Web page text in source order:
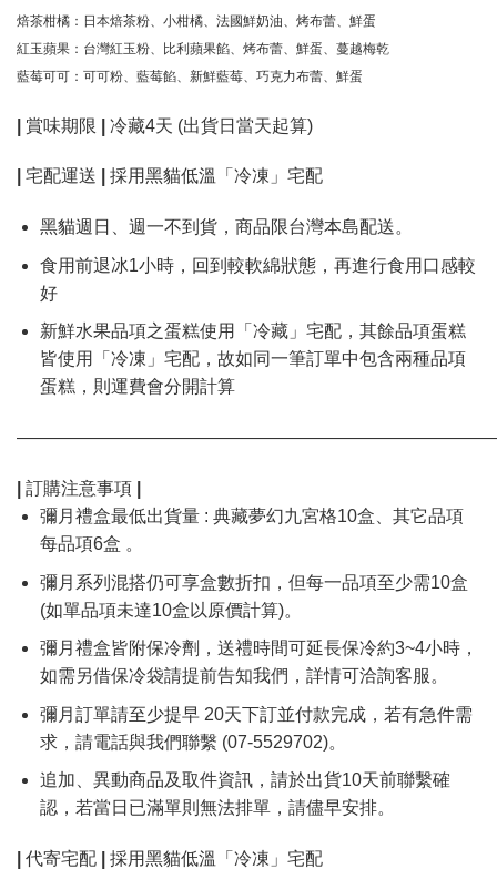
焙茶柑橘：日本焙茶粉、小柑橘、法國鮮奶油、烤布蕾、鮮蛋
紅玉蘋果：台灣紅玉粉、比利蘋果餡、烤布蕾、鮮蛋、蔓越梅乾
藍莓可可：可可粉、藍莓餡、新鮮藍莓、巧克力布蕾、鮮蛋
| 賞味期限 | 冷藏4天 (出貨日當天起算)
| 宅配運送 | 採用黑貓低溫「冷凍」宅配
黑貓週日、週一不到貨，商品限台灣本島配送。
食用前退冰1小時，回到較軟綿狀態，再進行食用口感較
好
新鮮水果品項之蛋糕使用「冷藏」宅配，其餘品項蛋糕
皆使用「冷凍」宅配，故如同一筆訂單中包含兩種品項
蛋糕，則運費會分開計算
| 訂購注意事項 |
彌月禮盒最低出貨量 : 典藏夢幻九宮格10盒、其它品項
每品項6盒 。
彌月系列混搭仍可享盒數折扣，但每一品項至少需10盒
(如單品項未達10盒以原價計算)。
彌月禮盒皆附保冷劑，送禮時間可延長保冷約3~4小時，
如需另借保冷袋請提前告知我們，詳情可洽詢客服。
彌月訂單請至少提早 20天下訂並付款完成，若有急件需
求，請電話與我們聯繫 (07-5529702)。
追加、異動商品及取件資訊，請於出貨10天前聯繫確
認，若當日已滿單則無法排單，請儘早安排。
| 代寄宅配 | 採用黑貓低溫「冷凍」宅配